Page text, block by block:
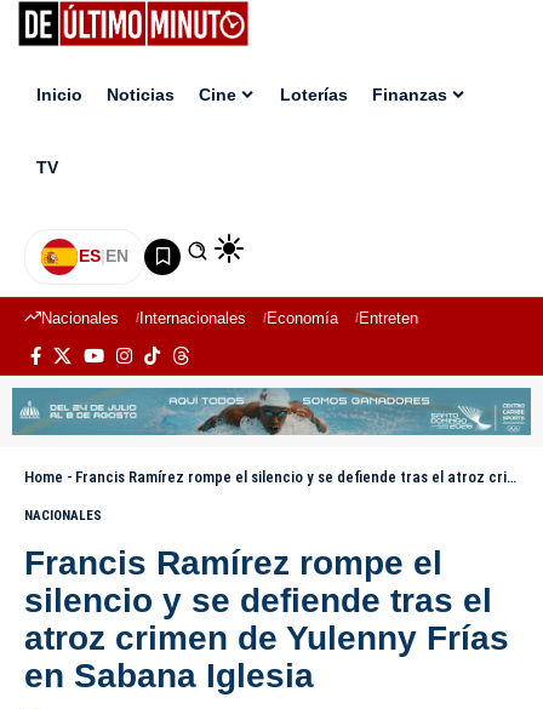
Inicio Noticias Cine Loterías Finanzas
TV
ES|EN
Nacionales Internacionales Economía Entretenimiento
Home - Francis Ramírez rompe el silencio y se defiende tras el atroz crimen de Yulenny Frías en Sabana Iglesia
NACIONALES
Francis Ramírez rompe el
silencio y se defiende tras el
atroz crimen de Yulenny Frías
en Sabana Iglesia